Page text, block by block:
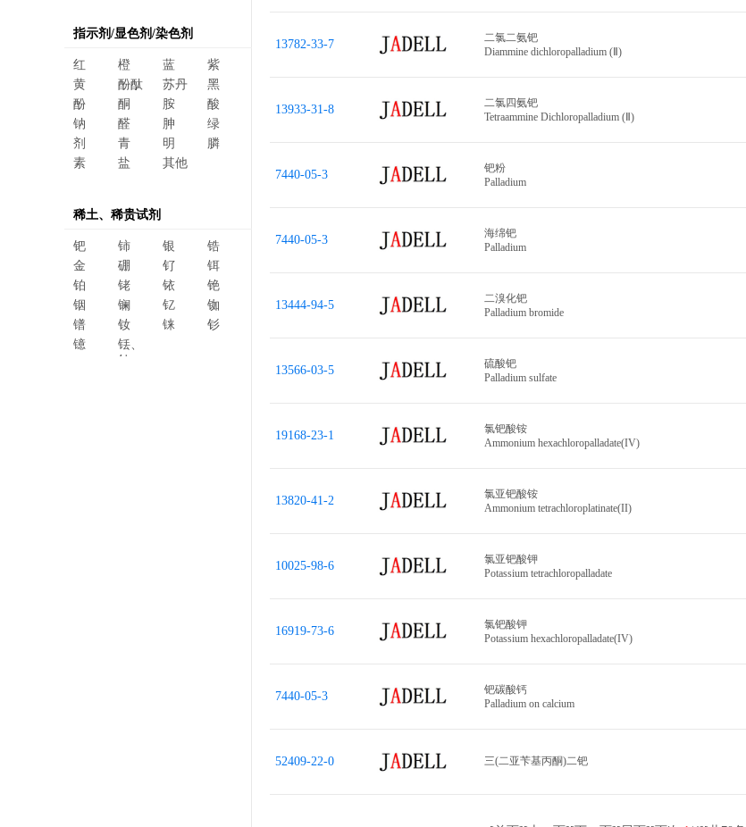
指示剂/显色剂/染色剂
红 橙 蓝
紫
黄
酚酞 苏丹
黑
酚
酮 胺
酸
钠
醛 胂
绿
剂
青 明
膦
素
盐 其他
稀土、稀贵试剂
钯 铈 银
锆
金
硼 钌
铒
铂
铑 铱
铯
铟
镧 钇
铷
镨
钕 铼
钐
镱
铥、
钆、
13782-33-7
二氯二氨钯
Diammine dichloropalladium (Ⅱ)
13933-31-8
二氯四氨钯
Tetraammine Dichloropalladium (Ⅱ)
7440-05-3
钯粉
Palladium
7440-05-3
海绵钯
Palladium
13444-94-5
二溴化钯
Palladium bromide
13566-03-5
硫酸钯
Palladium sulfate
19168-23-1
氯钯酸铵
Ammonium hexachloropalladate(IV)
13820-41-2
氯亚钯酸铵
Ammonium tetrachloroplatinate(II)
10025-98-6
氯亚钯酸钾
Potassium tetrachloropalladate
16919-73-6
氯钯酸钾
Potassium hexachloropalladate(IV)
7440-05-3
钯碳酸钙
Palladium on calcium
52409-22-0 三(二亚苄基丙酮)二钯